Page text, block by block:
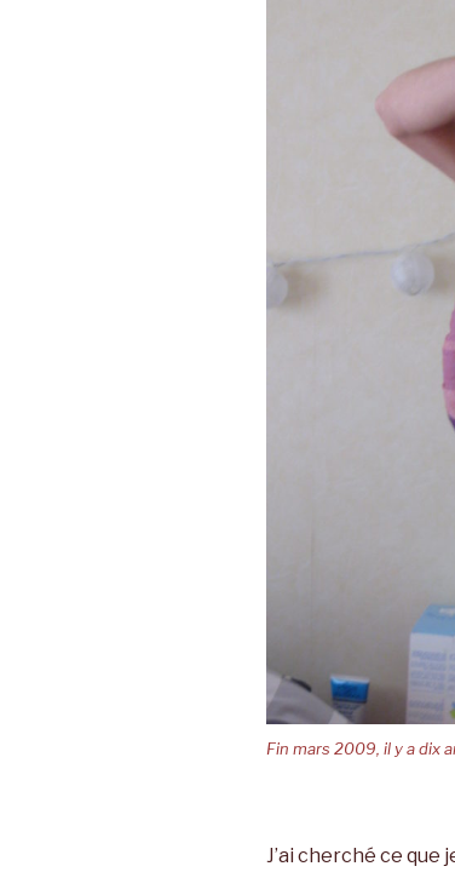
Fin mars 2009, il y a dix
J’ai cherché ce que